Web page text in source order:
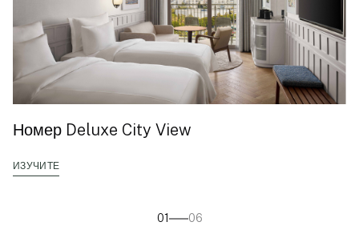
Номер Deluxe City View
ИЗУЧИТЕ
01 06